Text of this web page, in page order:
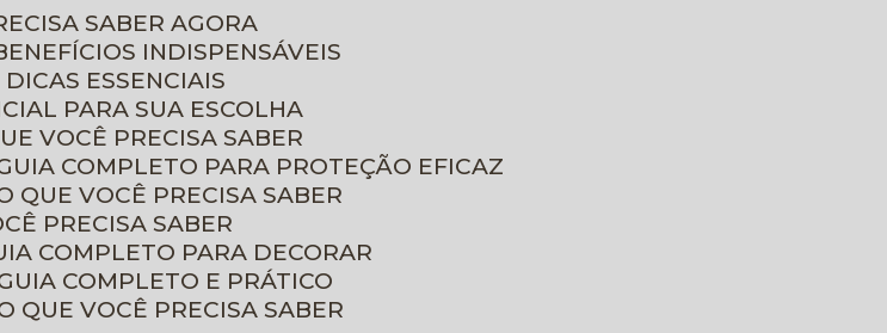
SABER AGORA
INDISPENSÁVEIS
ESSENCIAIS
PARA SUA ESCOLHA
VOCÊ PRECISA SABER
COMPLETO PARA PROTEÇÃO EFICAZ
QUE VOCÊ PRECISA SABER
PRECISA SABER
COMPLETO PARA DECORAR
COMPLETO E PRÁTICO
QUE VOCÊ PRECISA SABER